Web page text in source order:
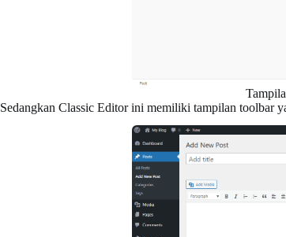
Sedangkan Classic Editor ini memiliki tampilan toolbar